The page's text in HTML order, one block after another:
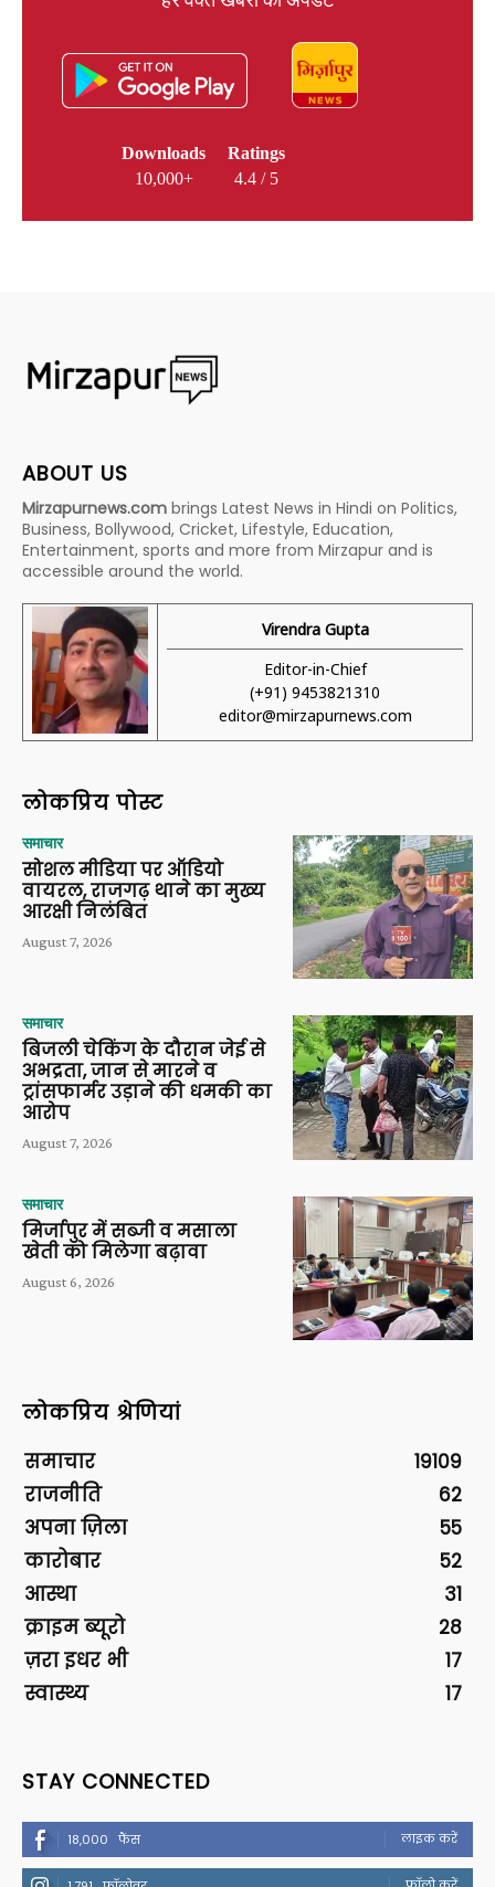
Downloads
10,000+
Ratings
4.4 / 5
ABOUT US
Mirzapurnews.com brings Latest News in Hindi on Politics,
Business, Bollywood, Cricket, Lifestyle, Education,
Entertainment, sports and more from Mirzapur and is
accessible around the world.
Virendra Gupta
Editor-in-Chief
(+91) 9453821310
editor@mirzapurnews.com
लोकप्रिय पोस्ट
समाचार
सोशल मीडिया पर ऑडियो
वायरल, राजगढ़ थाने का मुख्य
आरक्षी निलंबित
August 7, 2026
समाचार
बिजली चेकिंग के दौरान जेई से
अभद्रता, जान से मारने व
ट्रांसफार्मर उड़ाने की धमकी का
आरोप
August 7, 2026
समाचार
मिर्जापुर में सब्जी व मसाला
खेती को मिलेगा बढ़ावा
August 6, 2026
लोकप्रिय श्रेणियां
समाचार
19109
राजनीति
62
अपना ज़िला
55
कारोबार
52
आस्था
31
क्राइम ब्यूरो
28
ज़रा इधर भी
17
स्वास्थ्य
17
STAY CONNECTED
18,000 फैंस लाइक करें